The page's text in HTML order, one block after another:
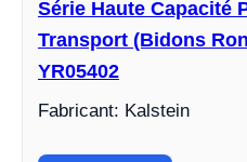
Série Haute Capacité
Transport (Bidons
YR05402
Fabricant: Kalstein